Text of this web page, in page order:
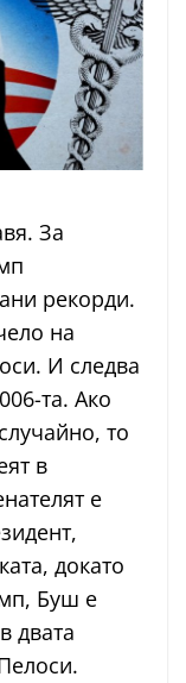
За
рекорди.
на
И следва
та. Ако
то
в
е
докато
Буш е
двата